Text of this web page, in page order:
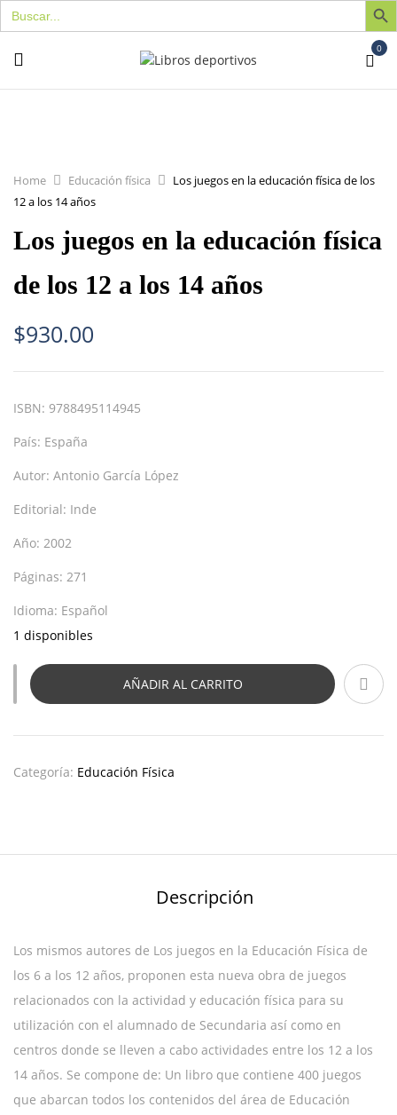
Buscar:
0
Home Educación física
Los juegos en la educación física de los
12 a los 14 años
Los juegos en la educación física
de los 12 a los 14 años
$930.00
ISBN: 9788495114945
País: España
Autor: Antonio García López
Editorial: Inde
Año: 2002
Páginas: 271
Idioma: Español
1 disponibles
AÑADIR AL CARRITO
Categoría: Educación Física
Descripción
Los mismos autores de Los juegos en la Educación Física de
los 6 a los 12 años, proponen esta nueva obra de juegos
relacionados con la actividad y educación física para su
utilización con el alumnado de Secundaria así como en
centros donde se lleven a cabo actividades entre los 12 a los
14 años. Se compone de: Un libro que contiene 400 juegos
que abarcan todos los contenidos del área de Educación